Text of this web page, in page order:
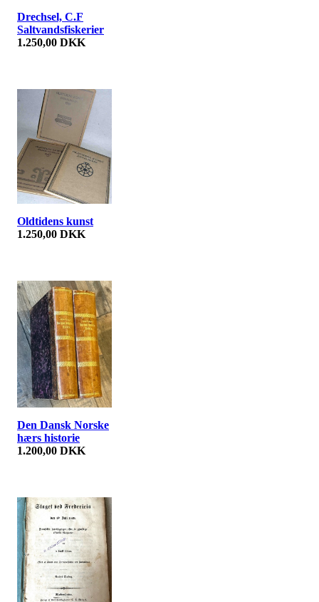
Drechsel, C.F
Saltvandsfiskerier
1.250,00 DKK
Oldtidens kunst
1.250,00 DKK
Den Dansk Norske
hærs historie
1.200,00 DKK